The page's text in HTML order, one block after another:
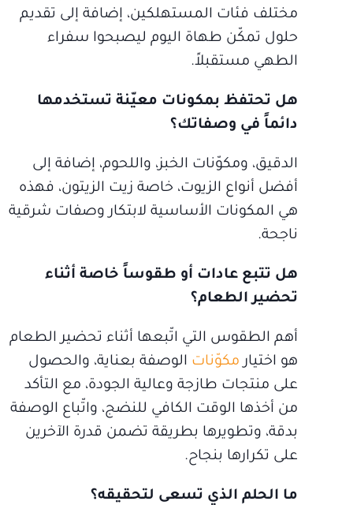
مختلف فئات المستهلكين، إضافة إلى تقديم
حلول تمكّن طهاة اليوم ليصبحوا سفراء
الطهي مستقبلاً.
هل تحتفظ بمكونات معيّنة تستخدمها
دائماً في وصفاتك؟
الدقيق، ومكوّنات الخبز، واللحوم، إضافة إلى
أفضل أنواع الزيوت، خاصة زيت الزيتون، فهذه
هي المكونات الأساسية لابتكار وصفات شرقية
ناجحة.
هل تتبع عادات أو طقوساً خاصة أثناء
تحضير الطعام؟
أهم الطقوس التي اتّبعها أثناء تحضير الطعام
هو اختيار مكوّنات الوصفة بعناية، والحصول
على منتجات طازجة وعالية الجودة، مع التأكد
من أخذها الوقت الكافي للنضج، واتّباع الوصفة
بدقة، وتطويرها بطريقة تضمن قدرة الآخرين
على تكرارها بنجاح.
ما الحلم الذي تسعى لتحقيقه؟